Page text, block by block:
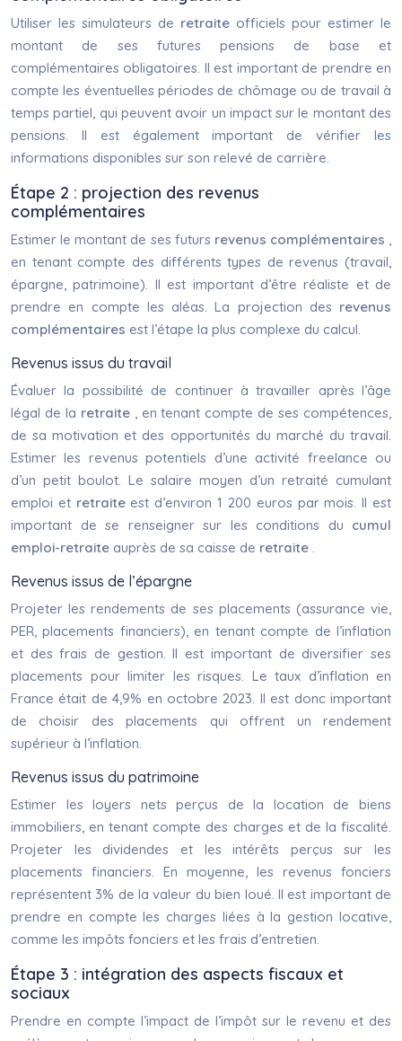
Utiliser les simulateurs de retraite officiels pour estimer le
montant de ses futures pensions de base et
complémentaires obligatoires. Il est important de prendre en
compte les éventuelles périodes de chômage ou de travail à
temps partiel, qui peuvent avoir un impact sur le montant des
pensions. Il est également important de vérifier les
informations disponibles sur son relevé de carrière.
Étape 2 : projection des revenus
complémentaires
Estimer le montant de ses futurs revenus complémentaires ,
en tenant compte des différents types de revenus (travail,
épargne, patrimoine). Il est important d’être réaliste et de
prendre en compte les aléas. La projection des revenus
complémentaires est l’étape la plus complexe du calcul.
Revenus issus du travail
Évaluer la possibilité de continuer à travailler après l’âge
légal de la retraite , en tenant compte de ses compétences,
de sa motivation et des opportunités du marché du travail.
Estimer les revenus potentiels d’une activité freelance ou
d’un petit boulot. Le salaire moyen d’un retraité cumulant
emploi et retraite est d’environ 1 200 euros par mois. Il est
important de se renseigner sur les conditions du cumul
emploi-retraite auprès de sa caisse de retraite .
Revenus issus de l’épargne
Projeter les rendements de ses placements (assurance vie,
PER, placements financiers), en tenant compte de l’inflation
et des frais de gestion. Il est important de diversifier ses
placements pour limiter les risques. Le taux d’inflation en
France était de 4,9% en octobre 2023. Il est donc important
de choisir des placements qui offrent un rendement
supérieur à l’inflation.
Revenus issus du patrimoine
Estimer les loyers nets perçus de la location de biens
immobiliers, en tenant compte des charges et de la fiscalité.
Projeter les dividendes et les intérêts perçus sur les
placements financiers. En moyenne, les revenus fonciers
représentent 3% de la valeur du bien loué. Il est important de
prendre en compte les charges liées à la gestion locative,
comme les impôts fonciers et les frais d’entretien.
Étape 3 : intégration des aspects fiscaux et
sociaux
Prendre en compte l’impact de l’impôt sur le revenu et des